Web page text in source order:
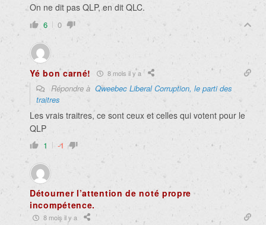
On ne dit pas QLP, en dit QLC.
6 0
Yé bon carné! 8 mois il y a
Répondre à Qweebec Liberal Corruption, le parti des
traitres
Les vrais traitres, ce sont ceux et celles qui votent pour le
QLP
1 -1
Détourner l’attention de noté propre
incompétence.
8 mois il y a